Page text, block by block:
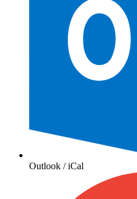
Outlook / iCal